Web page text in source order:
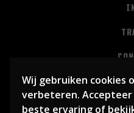
Wij gebruiken cookies
verbeteren. Accepteer
beste ervaring ofALGEMENE